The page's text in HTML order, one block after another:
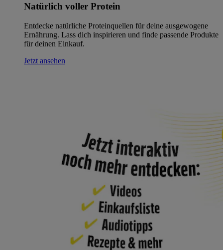
Natürlich voller Protein
Entdecke natürliche Proteinquellen für deine ausgewogene
Ernährung. Lass dich inspirieren und finde passende Produkte
für deinen Einkauf.
Jetzt ansehen